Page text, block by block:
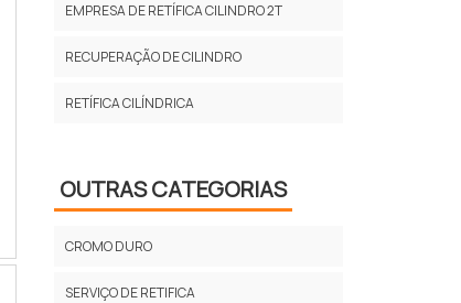
EMPRESA DE RETÍFICA CILINDRO 2T
RECUPERAÇÃO DE CILINDRO
RETÍFICA CILÍNDRICA
OUTRAS CATEGORIAS
CROMO DURO
SERVIÇO DE RETIFICA